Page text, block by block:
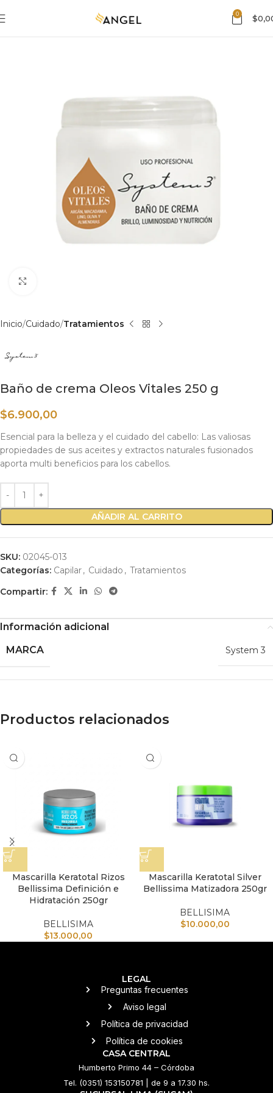
0 $
Inicio Cuidado Tratamientos
Baño de crema Oleos Vitales 250 g
$6.900,00
Esencial para la belleza y el cuidado del cabello: Las valiosas
propiedades de sus aceites y extractos naturales fusionados
aporta multi beneficios para los cabellos.
AÑADIR AL CARRITO
SKU: 02045-013
Categorías: Capilar, Cuidado , Tratamientos
Compartir:
Información adicional
MARCA
System 3
Productos relacionados
Mascarilla Keratotal Rizos
Bellissima Definición e
Hidratación 250gr
BELLISIMA
$13.000,00
Mascarilla Keratotal Silver
Bellissima Matizadora 250gr
BELLISIMA
$10.000,00
LEGAL
Preguntas frecuentes
Aviso legal
Política de privacidad
Política de cookies
CASA CENTRAL
Humberto Primo 44 – Córdoba
Tel. (0351) 153150781 | de 9 a 17.30 hs.